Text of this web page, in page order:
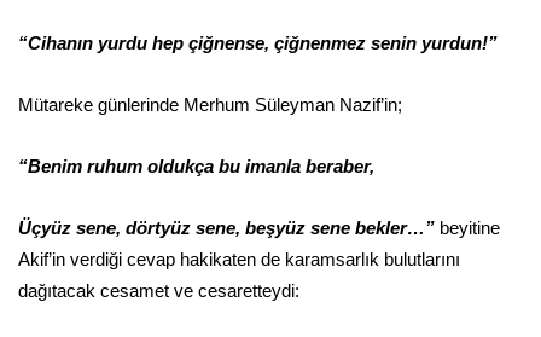
“Cihanın yurdu hep çiğnense, çiğnenmez senin yurdun!”
Mütareke günlerinde Merhum Süleyman Nazif’in;
“Benim ruhum oldukça bu imanla beraber,
Üçyüz sene, dörtyüz sene, beşyüz sene bekler…” beyitine
Akif’in verdiği cevap hakikaten de karamsarlık bulutlarını
dağıtacak cesamet ve cesaretteydi: